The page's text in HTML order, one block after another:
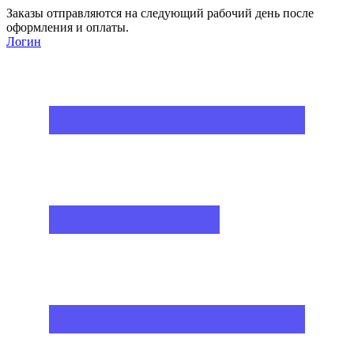
Заказы отправляются на следующий рабочий день после
оформления и оплаты.
Логин